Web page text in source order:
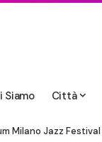
Siamo Città
Milano Jazz